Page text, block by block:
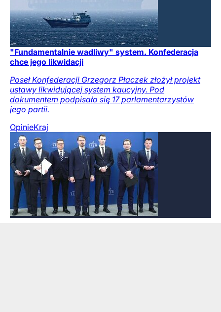
"Fundamentalnie wadliwy" system. Konfederacja
chce jego likwidacji
Poseł Konfederacji Grzegorz Płaczek złożył projekt
ustawy likwidującej system kaucyjny. Pod
dokumentem podpisało się 17 parlamentarzystów
jego partii.
OpinieKraj